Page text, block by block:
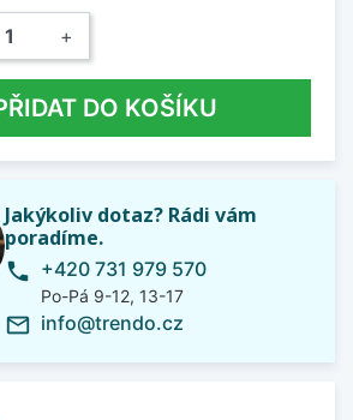
+
DO KOŠÍKU
Jakýkoliv dotaz? Rádi vám
poradíme.
phone +420 731 979 570
Po-Pá 9-12, 13-17
mail_outline info@trendo.cz